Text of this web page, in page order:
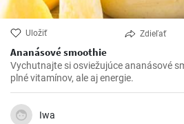
Uložiť Zdieľať
Ananásové smoothie
Vychutnajte si osviežujúce ananásové
plné vitamínov, ale aj energie.
Iwa